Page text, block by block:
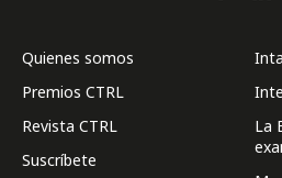
Quienes somos
Premios CTRL
Revista CTRL
Suscríbete
La